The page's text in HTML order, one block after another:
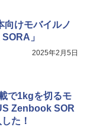
向けモバイルノ
」
2025年2月5日
で1kgを切るモ
Zenbook SOR
た！